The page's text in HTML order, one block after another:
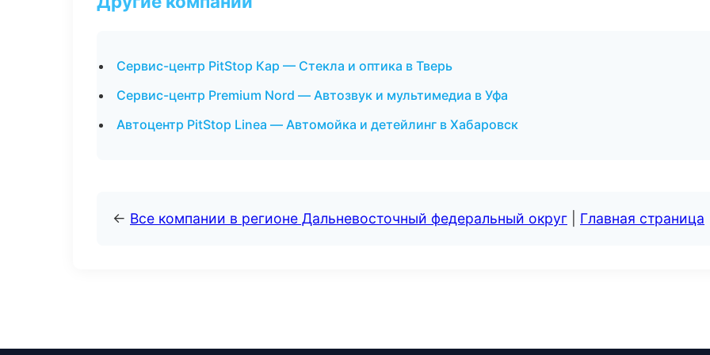
Сервис-центр PitStop Кар — Стекла и оптика в Тверь
Сервис-центр Premium Nord — Автозвук и мультимедиа в Уфа
Автоцентр PitStop Linea — Автомойка и детейлинг в Хабаровск
← Все компании в регионе Дальневосточный федеральный округ Главная страница